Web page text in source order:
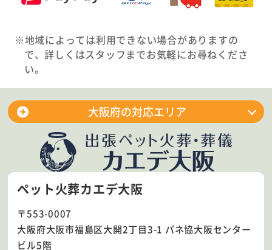
※地域によっては利用できない場合がありますの
で、詳しくはスタッフまでお気軽にお尋ねくださ
い。
大阪府の対応エリア
大阪市淀川区
大阪市平野区
大阪市東淀川区
大阪市城東区
大阪市住吉区
大阪市北区
大阪市東住吉区
大阪市中央区
大阪市住之江区
ペット火葬カエデ大阪
〒553-0007
大阪府大阪市福島区大開2丁目3-1 パネ協大阪センター
ビル5階